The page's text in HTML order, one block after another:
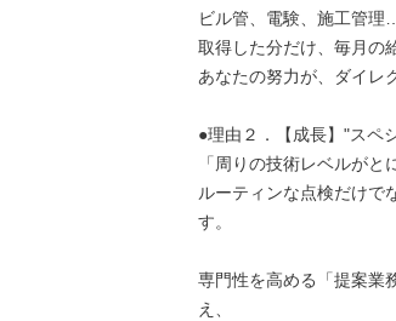
ビル管、電験、施工管理
取得した分だけ、毎月の
あなたの努力が、ダイレ
●理由２．【成長】"スペ
「周りの技術レベルがと
ルーティンな点検だけで
す。
専門性を高める「提案業
え、